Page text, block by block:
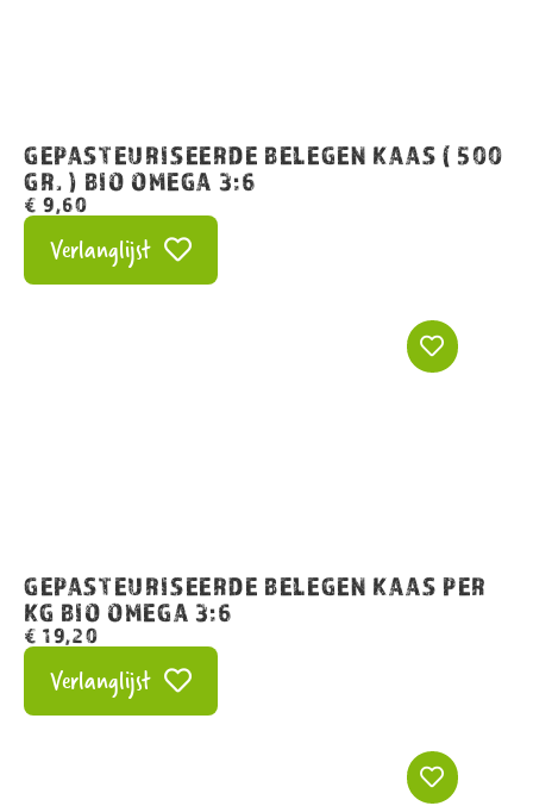
GEPASTEURISEERDE BELEGEN KAAS ( 500
GR. ) BIO OMEGA 3:6
€ 9,60
Verlanglijst
GEPASTEURISEERDE BELEGEN KAAS PER
KG BIO OMEGA 3:6
€ 19,20
Verlanglijst